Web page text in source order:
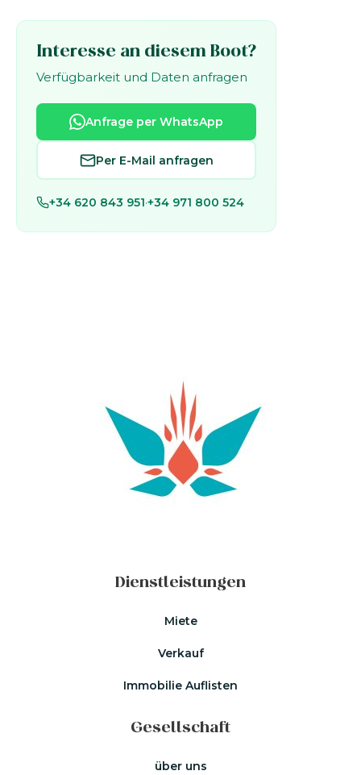
Interesse an diesem Boot?
Verfügbarkeit und Daten anfragen
Anfrage per WhatsApp
Per E-Mail anfragen
+34 620 843 951·+34 971 800 524
Dienstleistungen
Miete
Verkauf
Immobilie Auflisten
Gesellschaft
über uns